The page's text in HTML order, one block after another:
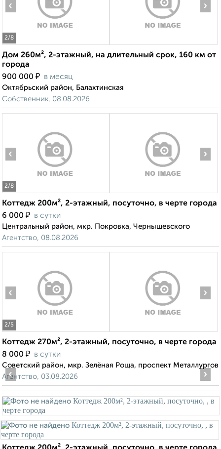
2/8
‹ ›
Дом 260м², 2-этажный, на длительный срок, 160 км от
города
900 000 ₽ в месяц
Октябрьский район, Балахтинская
Собственник, 08.08.2026
2/8
‹ ›
Коттедж 200м², 2-этажный, посуточно, в черте города
6 000 ₽ в сутки
Центральный район, мкр. Покровка, Чернышевского
Агентство, 08.08.2026
2/5
‹ ›
Коттедж 270м², 2-этажный, посуточно, в черте города
8 000 ₽ в сутки
Советский район, мкр. Зелёная Роща, проспект Металлургов
Агентство, 03.08.2026
‹ ›